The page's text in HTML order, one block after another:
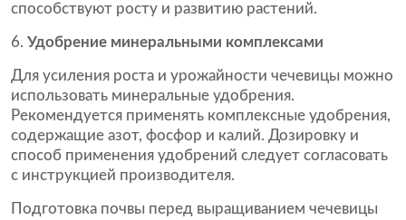
способствуют росту и развитию растений.
Удобрение минеральными комплексами
Для усиления роста и урожайности чечевицы можно
использовать минеральные удобрения.
Рекомендуется применять комплексные удобрения,
содержащие азот, фосфор и калий. Дозировку и
способ применения удобрений следует согласовать
с инструкцией производителя.
Подготовка почвы перед выращиванием чечевицы